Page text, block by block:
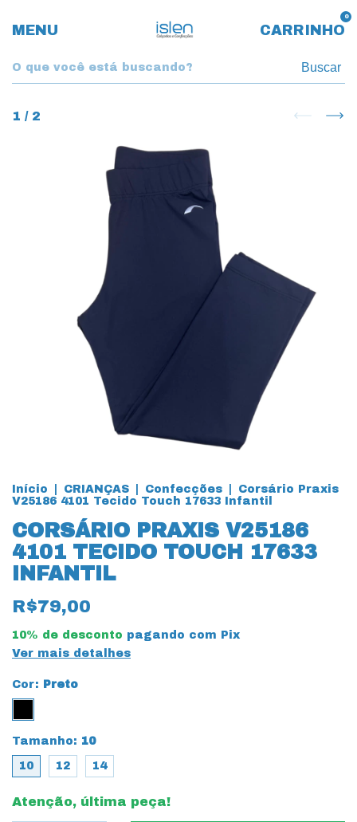
MENU CARRINHO
0
Buscar
1 / 2
Início CRIANÇAS Confecções
Corsário Praxis
V25186 4101 Tecido Touch 17633 Infantil
CORSÁRIO PRAXIS V25186
4101 TECIDO TOUCH 17633
INFANTIL
R$79,00
10% de desconto pagando com Pix
Ver mais detalhes
Cor: Preto
Tamanho: 10
10 12 14
Atenção, última peça!